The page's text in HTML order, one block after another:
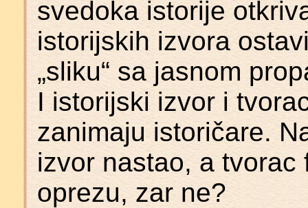
svedoka istorije
istorijskih izvora
„sliku“ sa jasnom
I istorijski izvor i
zanimaju istoričare.
izvor nastao, a
oprezu, zar ne?